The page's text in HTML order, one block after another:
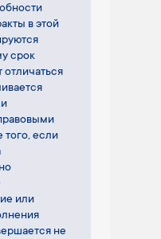
в этой
срок
того, если
или
не